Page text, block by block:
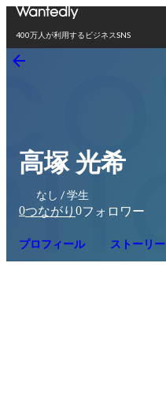
400万人が利用するビジネスSNS
高塚 光希
なし / 学生
0つながり 0フォロワー
プロフィール ストーリー